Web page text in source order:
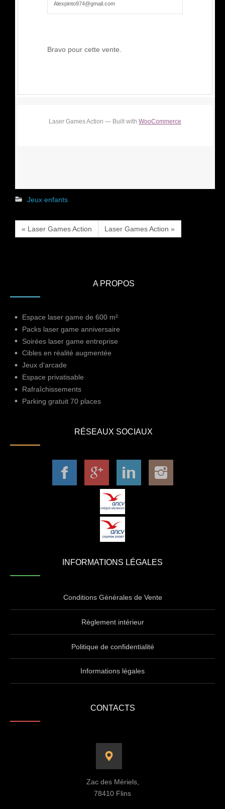
Alexpinto974@gmail.com
Bravo pour cette vente.
Laser Games Action — Built with WooCommerce
Jeux enfants
« Laser Games Action Laser Games Action »
A PROPOS
Espace laser game de 600 m²
Packs laser game anniversaire
Soirées laser game entreprise
Cibles en réalité augmentée
Jeux d'arcade
Espace privatisable
Rafraîchissements
Parking gratuit 70 places
RÉSEAUX SOCIAUX
INFORMATIONS LÉGALES
Conditions Générales de Vente
Règlement intérieur
Politique de confidentialité
Informations légales
CONTACTS
Zac des Mériels,
78410 Flins